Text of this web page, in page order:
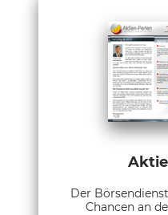
Der
Chancen an